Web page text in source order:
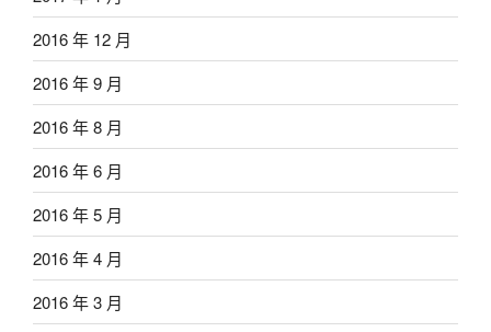
2016 年 12 月
2016 年 9 月
2016 年 8 月
2016 年 6 月
2016 年 5 月
2016 年 4 月
2016 年 3 月